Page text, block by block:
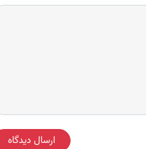
ارسال دیدگاه